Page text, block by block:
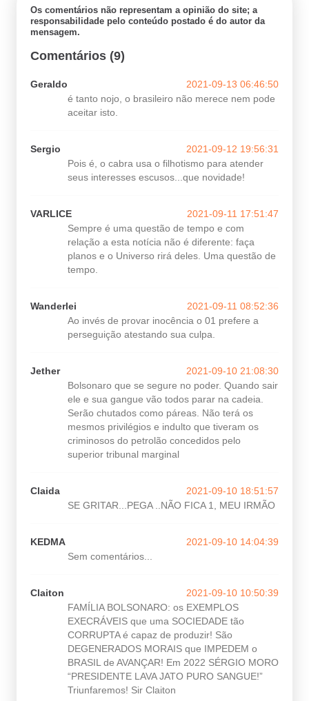
Os comentários não representam a opinião do site; a
responsabilidade pelo conteúdo postado é do autor da
mensagem.
Comentários (9)
Geraldo
2021-09-13 06:46:50
é tanto nojo, o brasileiro não merece nem pode
aceitar isto.
Sergio
2021-09-12 19:56:31
Pois é, o cabra usa o filhotismo para atender
seus interesses escusos...que novidade!
VARLICE
2021-09-11 17:51:47
Sempre é uma questão de tempo e com
relação a esta notícia não é diferente: faça
planos e o Universo rirá deles. Uma questão de
tempo.
Wanderlei
2021-09-11 08:52:36
Ao invés de provar inocência o 01 prefere a
perseguição atestando sua culpa.
Jether
2021-09-10 21:08:30
Bolsonaro que se segure no poder. Quando sair
ele e sua gangue vão todos parar na cadeia.
Serão chutados como páreas. Não terá os
mesmos privilégios e indulto que tiveram os
criminosos do petrolão concedidos pelo
superior tribunal marginal
Claida
2021-09-10 18:51:57
SE GRITAR...PEGA ..NÃO FICA 1, MEU IRMÃO
KEDMA
2021-09-10 14:04:39
Sem comentários...
Claiton
2021-09-10 10:50:39
FAMÍLIA BOLSONARO: os EXEMPLOS
EXECRÁVEIS que uma SOCIEDADE tão
CORRUPTA é capaz de produzir! São
DEGENERADOS MORAIS que IMPEDEM o
BRASIL de AVANÇAR! Em 2022 SÉRGIO MORO
“PRESIDENTE LAVA JATO PURO SANGUE!”
Triunfaremos! Sir Claiton